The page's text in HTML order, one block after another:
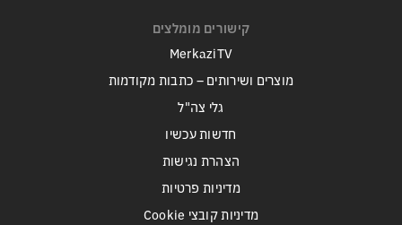
קישורים מומלצים
MerkaziTV
מוצרים ושירותים – כתבות מקודמות
גלי צה"ל
חדשות עכשיו
הצהרת נגישות
מדיניות פרטיות
מדיניות קובצי Cookie